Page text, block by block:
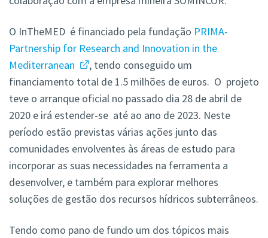
O InTheMED é financiado pela fundação PRIMA-
Partnership for Research and Innovation in the
Mediterranean
, tendo conseguido um
financiamento total de 1.5 milhões de euros. O projeto
teve o arranque oficial no passado dia 28 de abril de
2020 e irá estender-se até ao ano de 2023. Neste
período estão previstas várias ações junto das
comunidades envolventes às áreas de estudo para
incorporar as suas necessidades na ferramenta a
desenvolver, e também para explorar melhores
soluções de gestão dos recursos hídricos subterrâneos.
Tendo como pano de fundo um dos tópicos mais